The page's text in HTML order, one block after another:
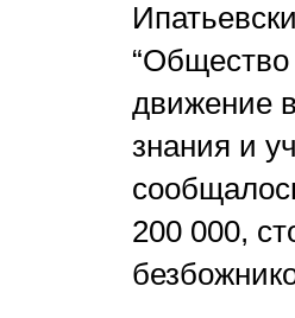
“Общество
движение
знания и
200 000,